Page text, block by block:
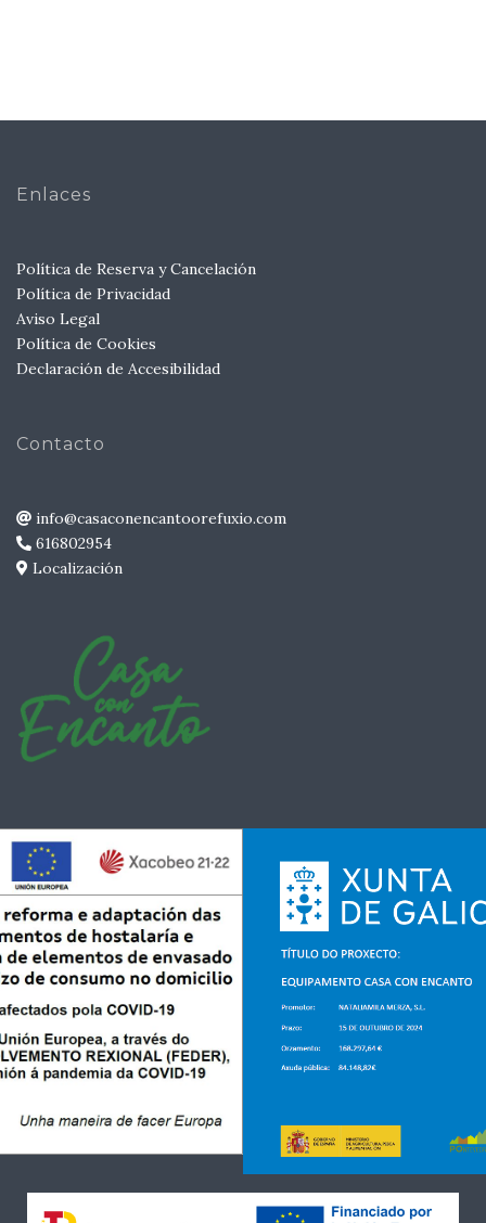
Enlaces
Política de Reserva y Cancelación
Política de Privacidad
Aviso Legal
Política de Cookies
Declaración de Accesibilidad
Contacto
info@casaconencantoorefuxio.com
616802954
Localización